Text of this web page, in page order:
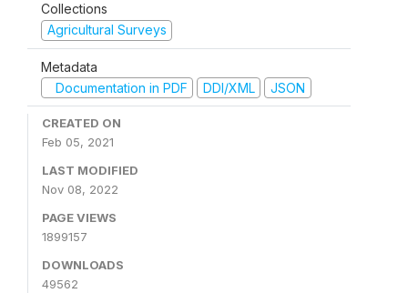
Collections
Agricultural Surveys
Metadata
Documentation in PDF
DDI/XML JSON
CREATED ON
Feb 05, 2021
LAST MODIFIED
Nov 08, 2022
PAGE VIEWS
1899157
DOWNLOADS
49562